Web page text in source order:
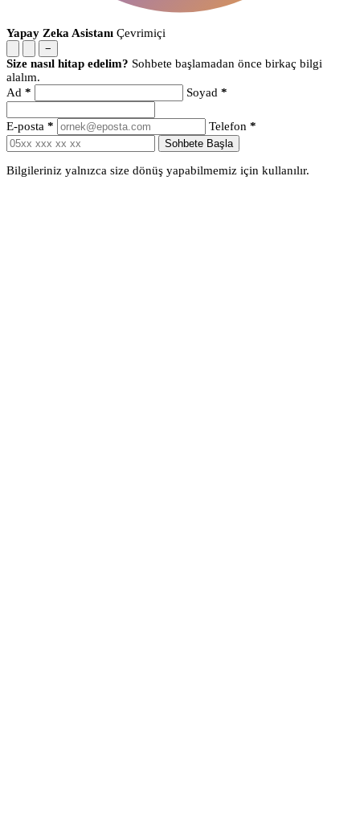
Yapay Zeka Asistanı Çevrimiçi
−
Size nasıl hitap edelim? Sohbete başlamadan önce birkaç bilgi
alalım.
Ad * Soyad *
E-posta * Telefon *
Sohbete Başla
Bilgileriniz yalnızca size dönüş yapabilmemiz için kullanılır.